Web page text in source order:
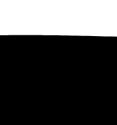
el mundo del
solo
hace cuatro
de su blog
de la serie de